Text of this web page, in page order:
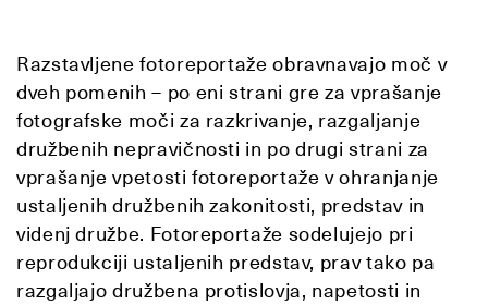
Razstavljene fotoreportaže obravnavajo moč v
dveh pomenih – po eni strani gre za vprašanje
fotografske moči za razkrivanje, razgaljanje
družbenih nepravičnosti in po drugi strani za
vprašanje vpetosti fotoreportaže v ohranjanje
ustaljenih družbenih zakonitosti, predstav in
videnj družbe. Fotoreportaže sodelujejo pri
reprodukciji ustaljenih predstav, prav tako pa
razgaljajo družbena protislovja, napetosti in